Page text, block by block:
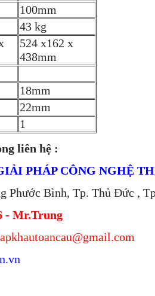
100mm
43 kg
524 x162 x
438mm
18mm
22mm
1
liên hệ :
PHÁP CÔNG NGHỆ
Phước Bình, Tp. Thủ Đức ,
- Mr.Trung